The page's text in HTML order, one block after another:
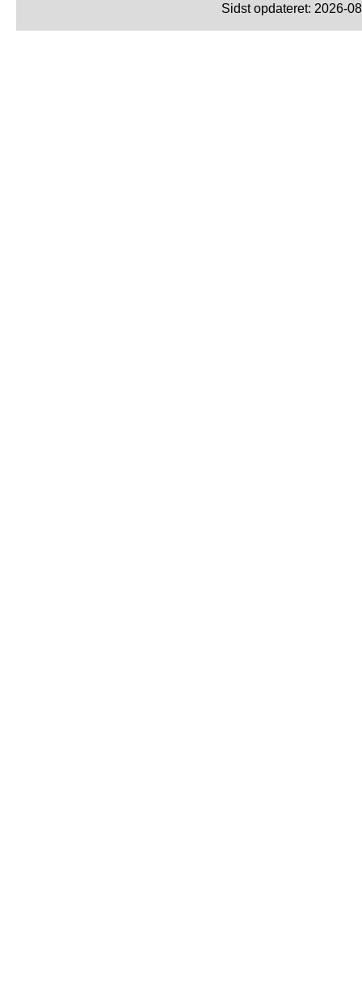
Sidst opdateret: 2026-